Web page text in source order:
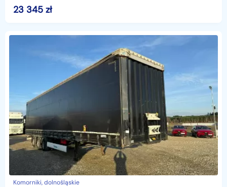
powindykacyjnych.Mamy dla was świetną okazję! Zobaczcie
KRONE SD
23 345 zł
Komorniki, dolnośląskie